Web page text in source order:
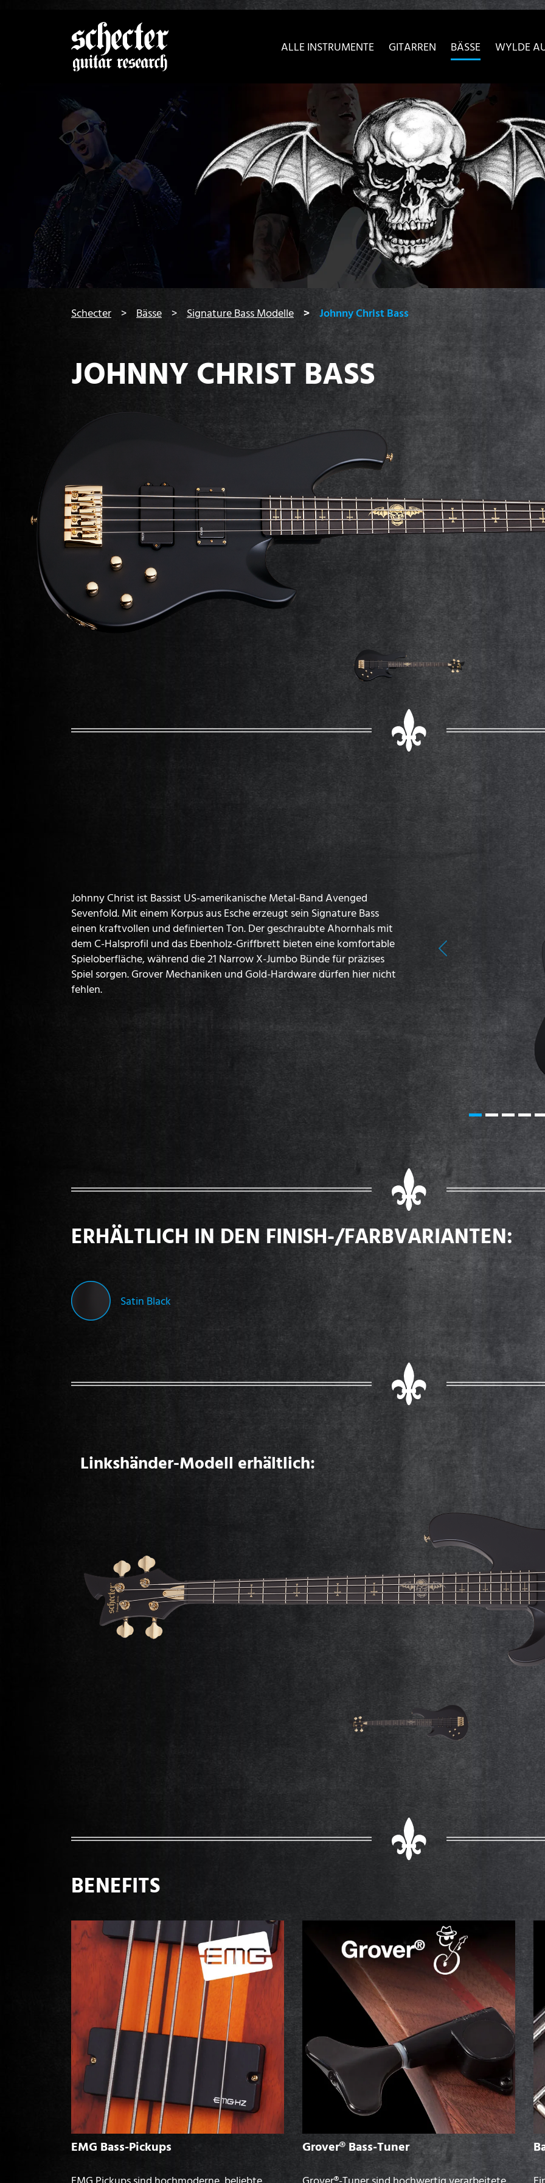
Zeige besser passende Version dieser SeiteDiese Meldung nicht
ALLE INSTRUMENTE GITARREN BÄSSE WYLDE
Schecter Bässe Signature Bass Modelle Johnny Christ Bass
JOHNNY CHRIST BASS
Johnny Christ ist Bassist US-amerikanische Metal-Band Avenged
Sevenfold. Mit einem Korpus aus Esche erzeugt sein Signature Bass
einen kraftvollen und definierten Ton. Der geschraubte Ahornhals mit
dem C-Halsprofil und das Ebenholz-Griffbrett bieten eine komfortable
Spieloberfläche, während die 21 Narrow X-Jumbo Bünde für präzises
Spiel sorgen. Grover Mechaniken und Gold-Hardware dürfen hier nicht
fehlen.
Previous
ERHÄLTLICH IN DEN FINISH-/FARBVARIANTEN:
Satin Black
Linkshänder-Modell erhältlich:
BENEFITS
EMG Bass-Pickups Grover® Bass-Tuner